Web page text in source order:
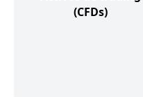
(CFDs)